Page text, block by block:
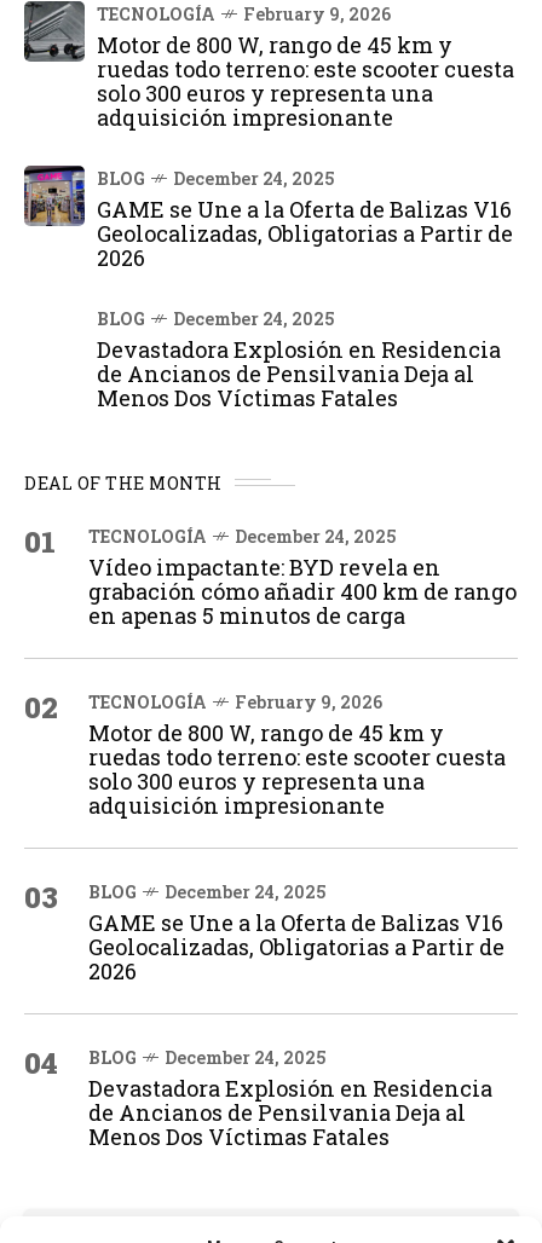
TECNOLOGÍA February 9, 2026
Motor de 800 W, rango de 45 km y
ruedas todo terreno: este scooter cuesta
solo 300 euros y representa una
adquisición impresionante
BLOG December 24, 2025
GAME se Une a la Oferta de Balizas V16
Geolocalizadas, Obligatorias a Partir de
2026
BLOG December 24, 2025
Devastadora Explosión en Residencia
de Ancianos de Pensilvania Deja al
Menos Dos Víctimas Fatales
DEAL OF THE MONTH
01 TECNOLOGÍA December 24, 2025
Vídeo impactante: BYD revela en
grabación cómo añadir 400 km de rango
en apenas 5 minutos de carga
02 TECNOLOGÍA February 9, 2026
Motor de 800 W, rango de 45 km y
ruedas todo terreno: este scooter cuesta
solo 300 euros y representa una
adquisición impresionante
03 BLOG December 24, 2025
GAME se Une a la Oferta de Balizas V16
Geolocalizadas, Obligatorias a Partir de
2026
04 BLOG December 24, 2025
Devastadora Explosión en Residencia
de Ancianos de Pensilvania Deja al
Menos Dos Víctimas Fatales